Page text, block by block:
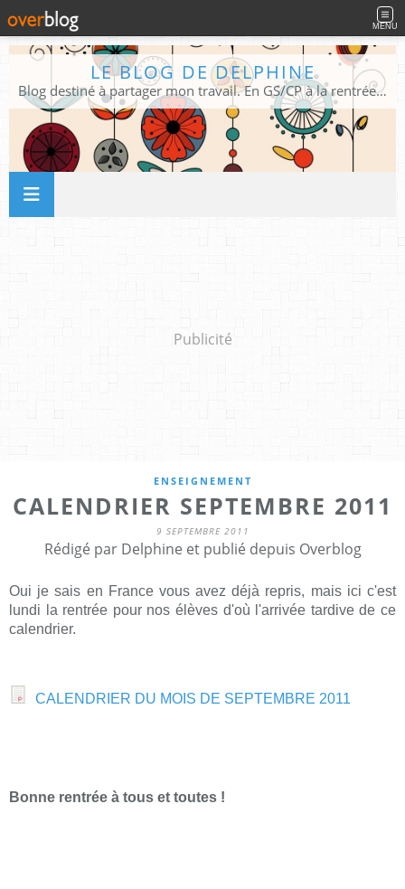
MENU
LE BLOG DE DELPHINE
Blog destiné à partager mon travail. En GS/CP à la rentrée 2026/2027 !
Publicité
ENSEIGNEMENT
CALENDRIER SEPTEMBRE 2011
9 SEPTEMBRE 2011
Rédigé par Delphine et publié depuis Overblog
Oui je sais en France vous avez déjà repris, mais ici c'est
lundi la rentrée pour nos élèves d'où l'arrivée tardive de ce
calendrier.
CALENDRIER DU MOIS DE SEPTEMBRE 2011
Bonne rentrée à tous et toutes !